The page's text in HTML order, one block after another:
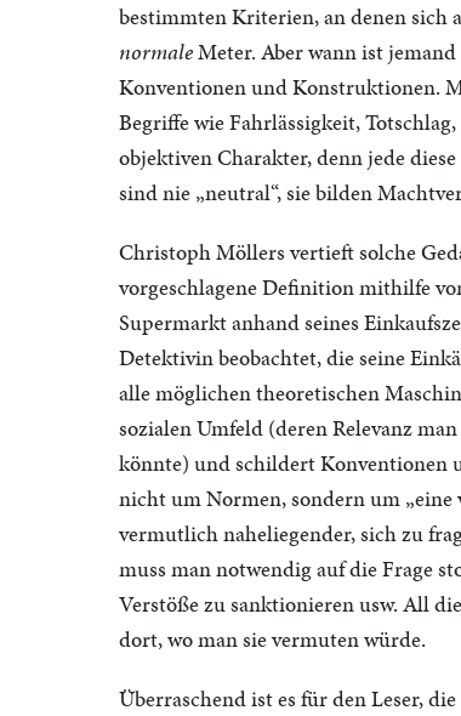
bestimmten Kriterien, an denen sich
normaleMeter. Aber wann ist
Konventionen und Konstruktionen.
Begriffe wie Fahrlässigkeit,
objektiven Charakter, denn jede
sind nie „neutral“, sie bilden
Christoph Möllers vertieft solche
vorgeschlagene Definition mithilfe
Supermarkt anhand seines
Detektivin beobachtet, die seine
alle möglichen theoretischen
sozialen Umfeld (deren Relevanz
könnte) und schildert Konventionen
nicht um Normen, sondern um „eine
vermutlich naheliegender, sich zu
muss man notwendig auf die Frage
Verstöße zu sanktionieren usw. All
dort, wo man sie vermuten würde.
Überraschend ist es für den Leser,